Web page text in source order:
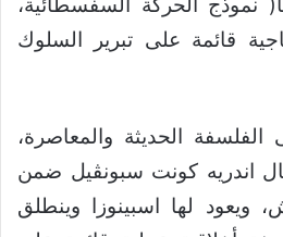
قائمة على تبرير السلوك
الفلسفة الحديثة والمعاصرة،
اندريه كونت سبونڤيل ضمن
ويعود لها اسبينوزا وينطلق